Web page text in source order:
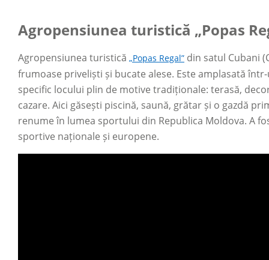
Agropensiunea turistică „Popas
Agropensiunea turistică „Popas Regal” din satul Cubani
frumoase priveliști și bucate alese. Este amplasată
specific locului plin de motive tradiționale: terasă,
cazare. Aici găsești piscină, saună, grătar și o gazdă
renume în lumea sportului din Republica Moldova. A
sportive naționale și europene.